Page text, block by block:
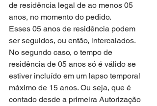
de residência legal de ao menos 05
anos, no momento do pedido.
Esses 05 anos de residência podem
ser seguidos, ou então, intercalados.
No segundo caso, o tempo de
residência de 05 anos só é válido se
estiver incluído em um lapso temporal
máximo de 15 anos. Ou seja, que é
contado desde a primeira Autorização